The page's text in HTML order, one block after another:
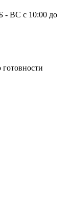
- ВС с 10:00 до